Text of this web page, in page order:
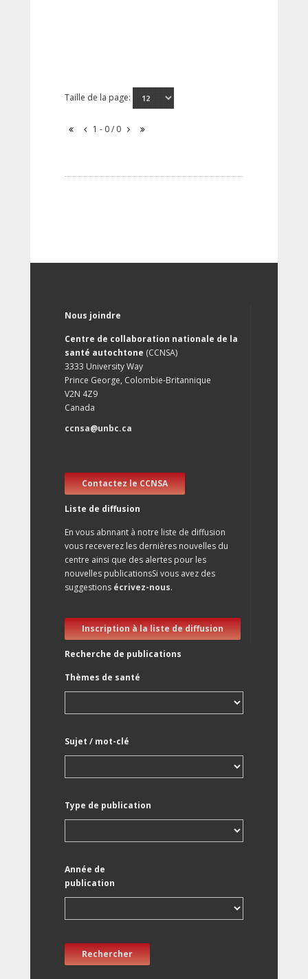
Taille de la page:
1 - 0 / 0
Nous joindre
Centre de collaboration nationale de la
santé autochtone (CCNSA)
3333 University Way
Prince George, Colombie-Britannique
V2N 4Z9
Canada
ccnsa@unbc.ca
Contactez le CCNSA
Liste de diffusion
En vous abnnant à notre liste de diffusion
vous receverez les dernières nouvelles du
centre ainsi que des alertes pour les
nouvelles publicationsSi vous avez des
suggestions écrivez-nous.
Inscription à la liste de diffusion
Recherche de publications
Thèmes de santé
Sujet / mot-clé
Type de publication
Année de
publication
Rechercher